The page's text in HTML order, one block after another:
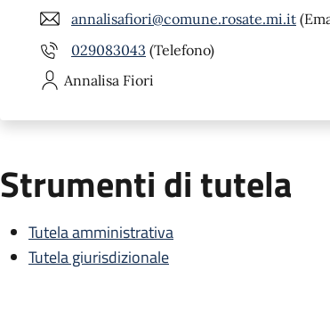
annalisafiori@comune.rosate.mi.it
029083043 (Telefono)
Annalisa Fiori
Strumenti di tutela
Tutela amministrativa
Tutela giurisdizionale